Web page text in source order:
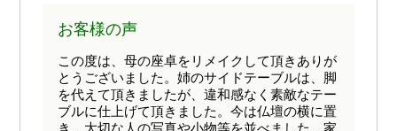
お客様の声
この度は、母の座卓をリメイクして頂きありが
とうございました。姉のサイドテーブルは、脚
を代えて頂きましたが、違和感なく素敵なテー
ブルに仕上げて頂きました。今は仏壇の横に置